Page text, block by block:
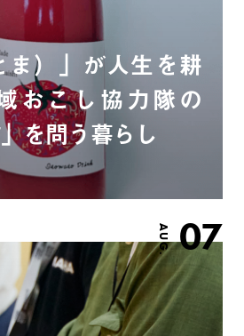
ま）」が人生を耕
おこし協力隊の
を問う暮らし
AUG. 07